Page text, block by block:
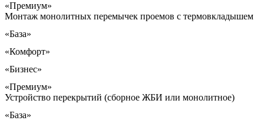
«Премиум»
Монтаж монолитных перемычек проемов с термовкладышем
«База»
«Комфорт»
«Бизнес»
«Премиум»
Устройство перекрытий (сборное ЖБИ или монолитное)
«База»